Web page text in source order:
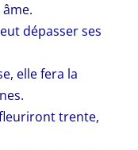
dépasser ses
elle fera la
trente,